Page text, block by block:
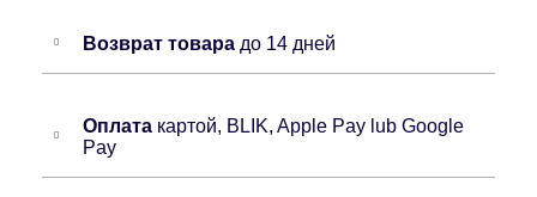
Возврат товара до 14 дней
Оплата картой, BLIK, Apple Pay lub Google
Pay